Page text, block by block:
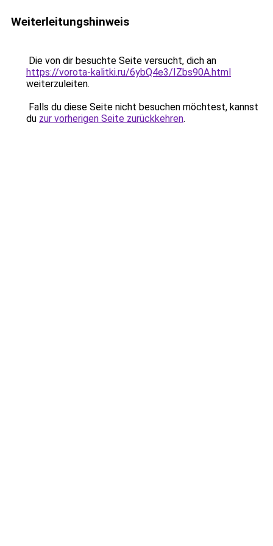
Weiterleitungshinweis
Die von dir besuchte Seite versucht, dich an
https://vorota-kalitki.ru/6ybQ4e3/IZbs90A.html
weiterzuleiten.
Falls du diese Seite nicht besuchen möchtest, kannst
du zur vorherigen Seite zurückkehren.